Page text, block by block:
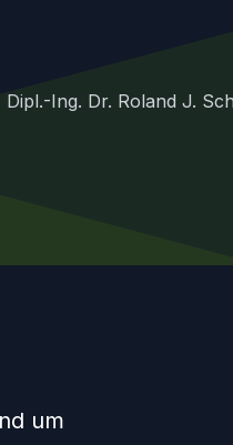
Dipl.-Ing. Dr. Roland J.
um